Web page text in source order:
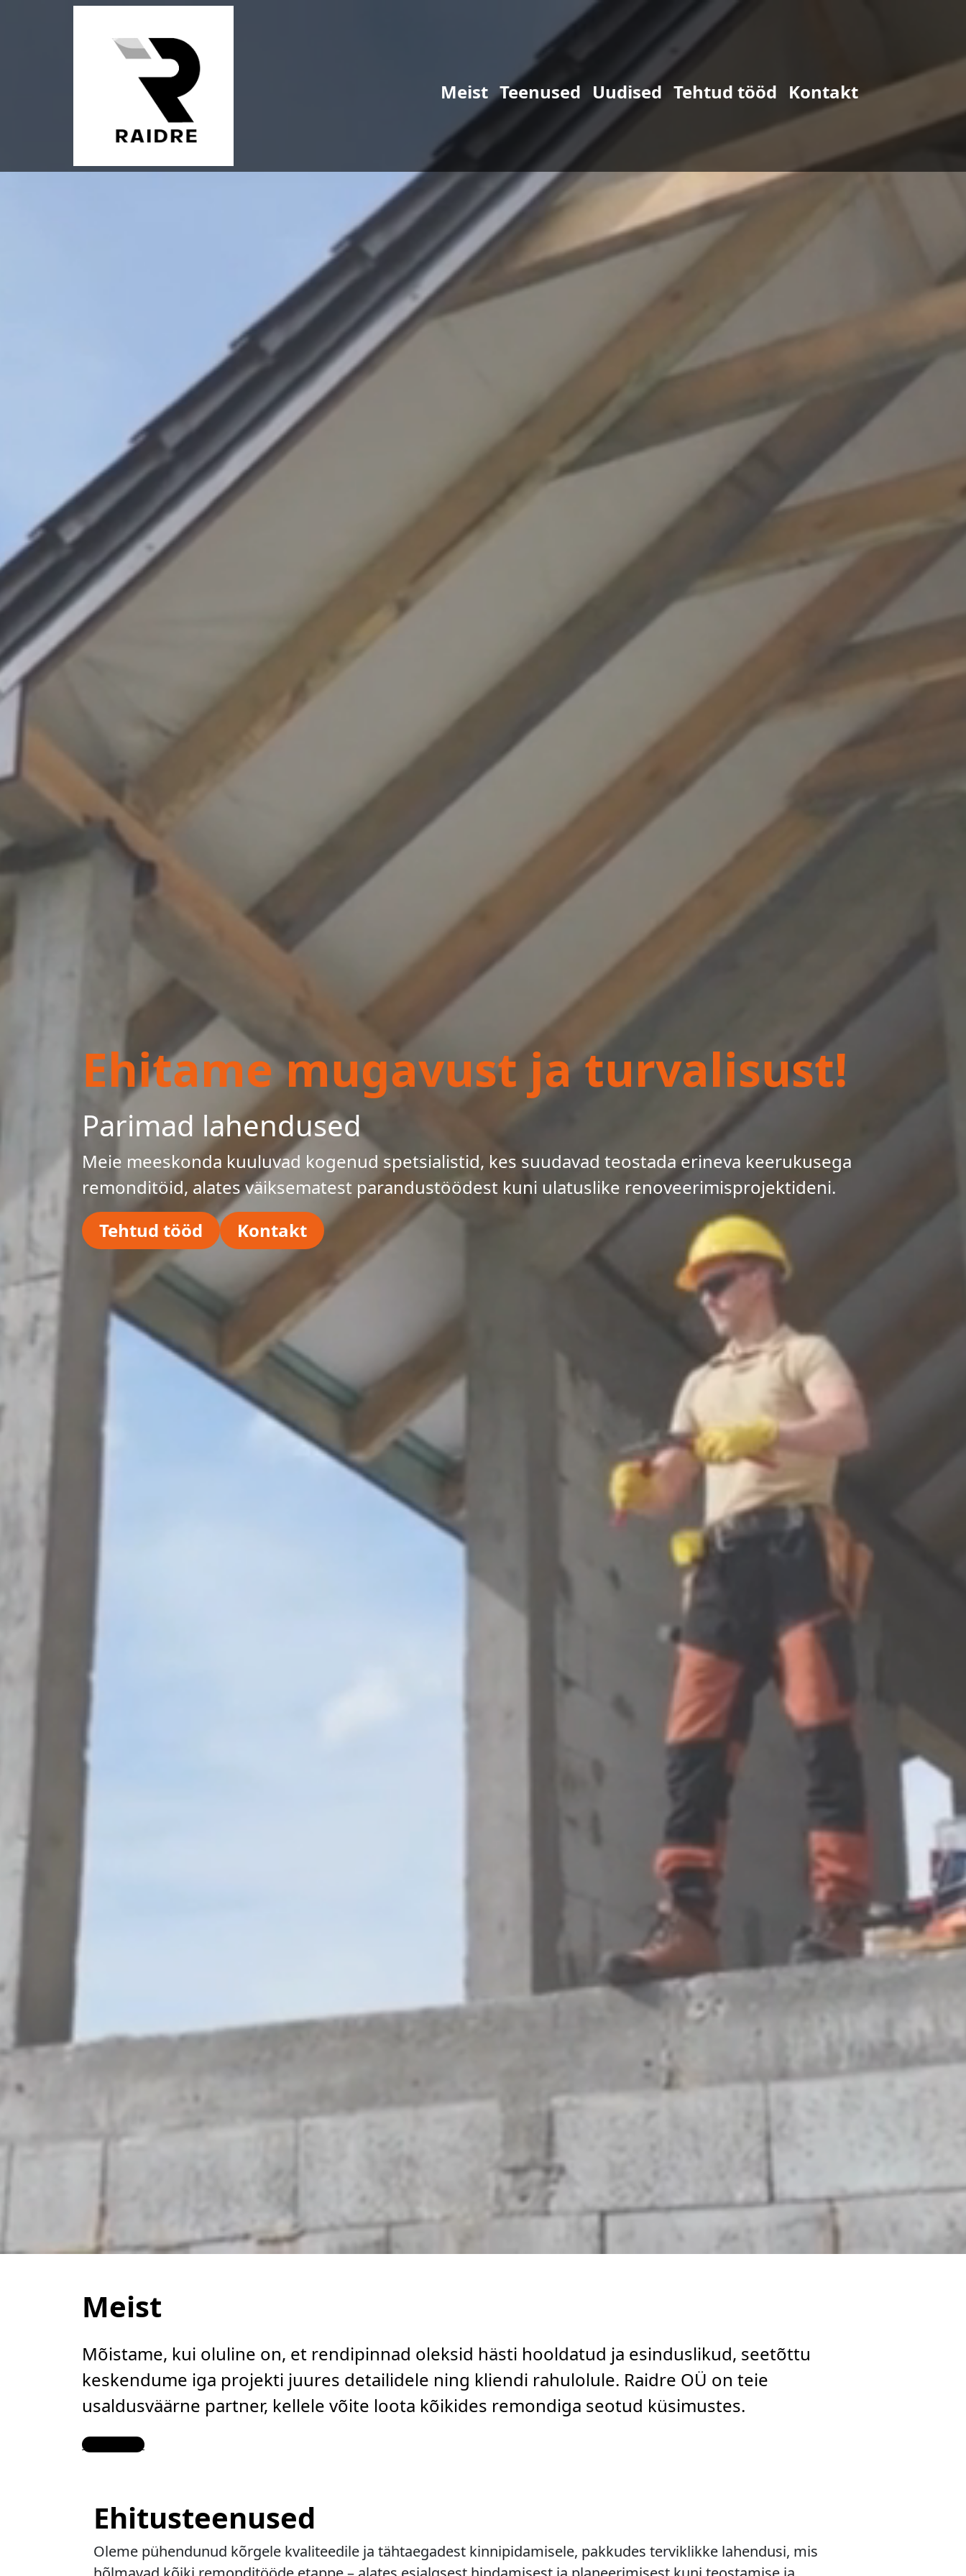
Meist Teenused Uudised Tehtud tööd Kontakt
Ehitame mugavust ja turvalisust!
Parimad lahendused
Meie meeskonda kuuluvad kogenud spetsialistid, kes suudavad teostada erineva keerukusega
remonditöid, alates väiksematest parandustöödest kuni ulatuslike renoveerimisprojektideni.
Tehtud tööd
Kontakt
Meist
Mõistame, kui oluline on, et rendipinnad oleksid hästi hooldatud ja esinduslikud, seetõttu
keskendume iga projekti juures detailidele ning kliendi rahulolule. Raidre OÜ on teie
usaldusväärne partner, kellele võite loota kõikides remondiga seotud küsimustes.
Contact Us
Ehitusteenused
Oleme pühendunud kõrgele kvaliteedile ja tähtaegadest kinnipidamisele, pakkudes terviklikke lahendusi, mis